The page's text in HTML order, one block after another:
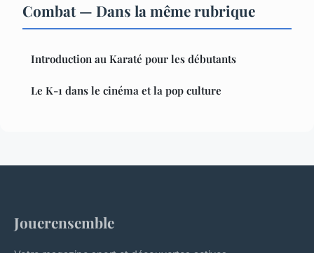
Combat — Dans la même rubrique
Introduction au Karaté pour les débutants
Le K-1 dans le cinéma et la pop culture
Jouerensemble